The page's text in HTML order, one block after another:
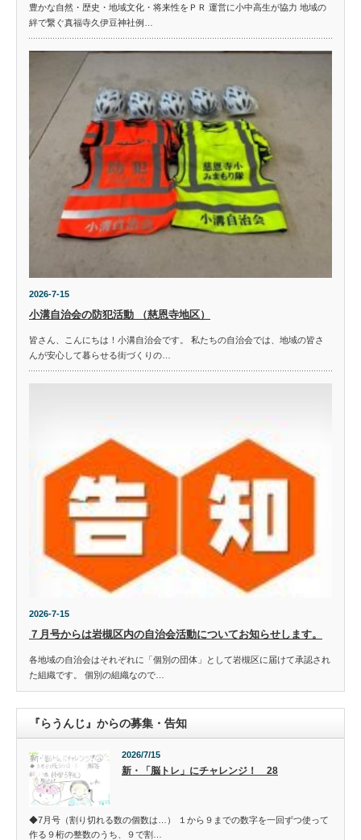
豊かな自然・歴史・地域文化・将来性をＰＲ 運営に小中高生が協力 地域の
絆で繋ぐ真福寺久伊豆神社例…
2026-7-15
小溝自治会の防犯活動 （慈恩寺地区）
皆さん、こんにちは！小溝自治会です。 私たちの自治会では、地域の皆さ
んが安心して暮らせる街づくりの…
2026-7-15
７月号からは岩槻区内の自治会活動についてお知らせします。
各地域の自治会はそれぞれに「個別の団体」として岩槻区に届けて承認され
た組織です。 個別の組織なので…
『らうんじ』からの募集・告知
2026/7/15
新・「脳トレ」にチャレンジ！ 28
◆7月号（割り切れる数の個数は…） １から９までの数字を一回ずつ使って
作る９桁の整数のうち、９で割…